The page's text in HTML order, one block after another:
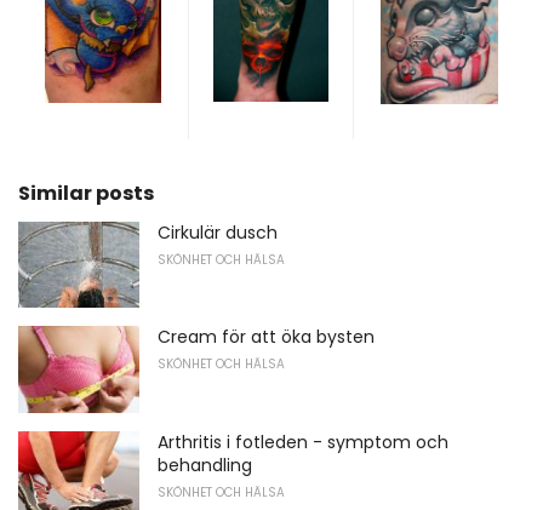
Similar posts
Cirkulär dusch
SKÖNHET OCH HÄLSA
Cream för att öka bysten
SKÖNHET OCH HÄLSA
Arthritis i fotleden - symptom och
behandling
SKÖNHET OCH HÄLSA